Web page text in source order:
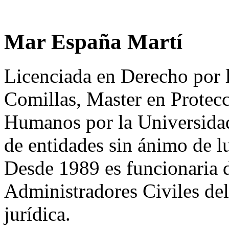
Mar España Martí
Licenciada en Derecho
Comillas, Master en
Humanos por la
de entidades sin ánimo de
Desde 1989 es funcionaria
Administradores Civiles
jurídica.